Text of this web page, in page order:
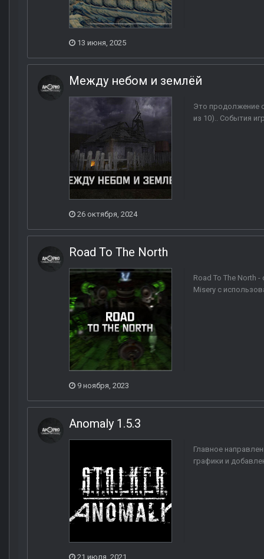
13 июня, 2025
Между небом и землёй
Это продолжение
из 10).. События
26 октября, 2024
Road To The North
Road To The North
Misery с
9 ноября, 2023
Anomaly 1.5.3
Главное
графики и
21 июля, 2021